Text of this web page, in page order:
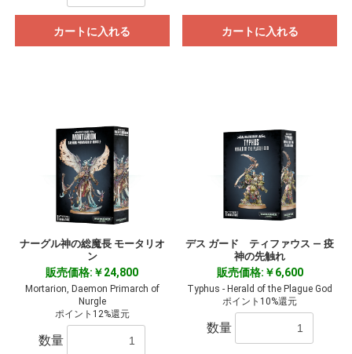
カートに入れる カートに入れる
ナーグル神の総魔長 モータリオ
ン
販売価格:￥24,800
Mortarion, Daemon Primarch of
Nurgle
ポイント12%還元
数量
デス ガード ティファウス ― 疫
神の先触れ
販売価格:￥6,600
Typhus - Herald of the Plague God
ポイント10%還元
数量